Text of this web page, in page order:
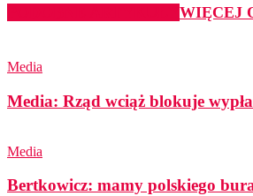
WIĘCEJ
Media
Media: Rząd wciąż blokuje
Media
Bertkowicz: mamy polskiego